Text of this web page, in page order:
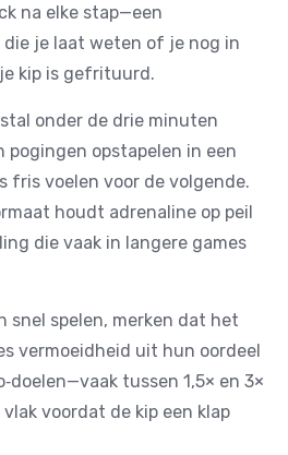
na elke stap—een
die je laat weten of je nog in
kip is gefrituurd.
onder de drie minuten
opstapelen in een
fris voelen voor de volgende.
houdt adrenaline op peil
die vaak in langere games
snel spelen, merken dat het
vermoeidheid uit hun oordeel
tussen 1,5× en 3×
voordat de kip een klap